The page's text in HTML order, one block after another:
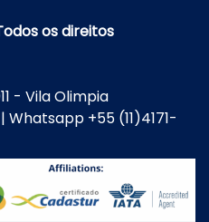
os direitos
- Vila Olimpia
+55 (11)4171-